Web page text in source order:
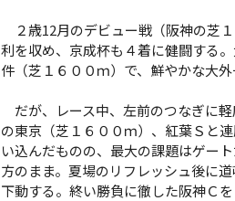
２歳12月のデビュー戦（阪神の芝
利を収め、京成杯も４着に健闘する
件（芝１６００ｍ）で、鮮やかな大外
だが、レース中、左前のつなぎに
の東京（芝１６００ｍ）、紅葉Ｓと
い込んだものの、最大の課題はゲー
方のまま。夏場のリフレッシュ後に
下動する。終い勝負に徹した阪神Ｃ